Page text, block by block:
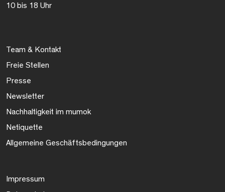
10 bis 18 Uhr
Team & Kontakt
Freie Stellen
Presse
Newsletter
Nachhaltigkeit im mumok
Netiquette
Allgemeine Geschäftsbedingungen
Impressum